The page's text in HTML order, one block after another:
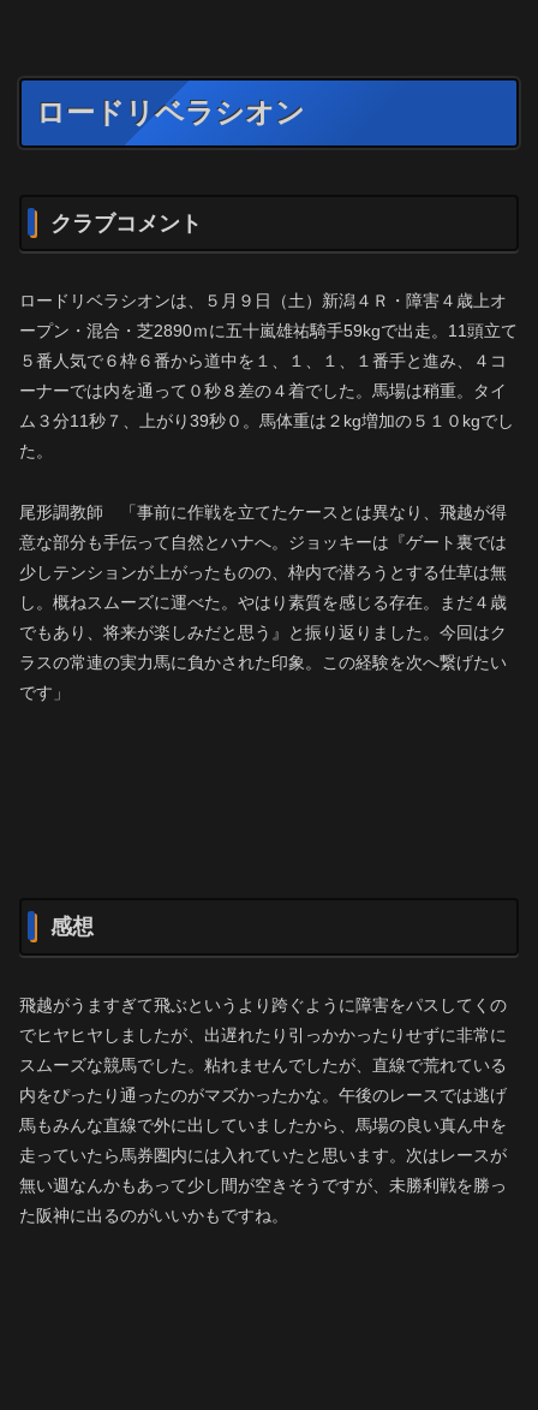
ロードリベラシオン
クラブコメント
ロードリベラシオンは、５月９日（土）新潟４Ｒ・障害４歳上オ
ープン・混合・芝2890ｍに五十嵐雄祐騎手59kgで出走。11頭立て
５番人気で６枠６番から道中を１、１、１、１番手と進み、４コ
ーナーでは内を通って０秒８差の４着でした。馬場は稍重。タイ
ム３分11秒７、上がり39秒０。馬体重は２kg増加の５１０kgでし
た。
尾形調教師 「事前に作戦を立てたケースとは異なり、飛越が得
意な部分も手伝って自然とハナへ。ジョッキーは『ゲート裏では
少しテンションが上がったものの、枠内で潜ろうとする仕草は無
し。概ねスムーズに運べた。やはり素質を感じる存在。まだ４歳
でもあり、将来が楽しみだと思う』と振り返りました。今回はク
ラスの常連の実力馬に負かされた印象。この経験を次へ繋げたい
です」
感想
飛越がうますぎて飛ぶというより跨ぐように障害をパスしてくの
でヒヤヒヤしましたが、出遅れたり引っかかったりせずに非常に
スムーズな競馬でした。粘れませんでしたが、直線で荒れている
内をぴったり通ったのがマズかったかな。午後のレースでは逃げ
馬もみんな直線で外に出していましたから、馬場の良い真ん中を
走っていたら馬券圏内には入れていたと思います。次はレースが
無い週なんかもあって少し間が空きそうですが、未勝利戦を勝っ
た阪神に出るのがいいかもですね。